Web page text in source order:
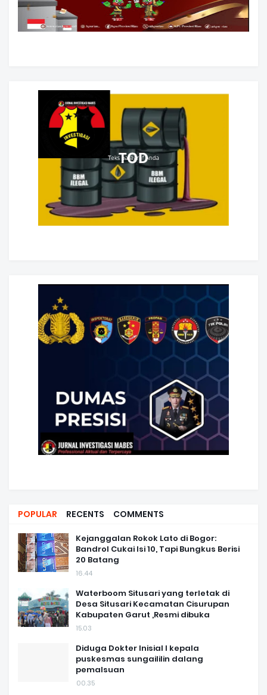
POPULAR RECENTS COMMENTS
Kejanggalan Rokok Lato di Bogor:
Bandrol Cukai Isi 10, Tapi Bungkus Berisi
20 Batang
16.44
Waterboom Situsari yang terletak di
Desa Situsari Kecamatan Cisurupan
Kabupaten Garut ,Resmi dibuka
15.03
Diduga Dokter Inisial I kepala
puskesmas sungaililin dalang
pemalsuan
00.35